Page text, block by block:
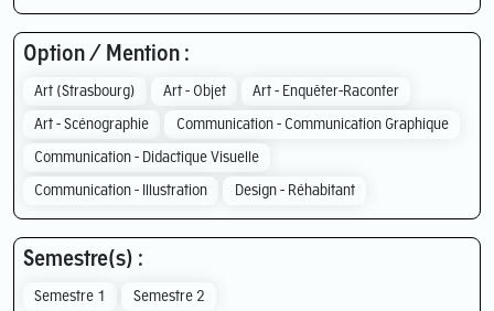
Option / Mention :
Art (Strasbourg) Art - Objet Art - Enquêter-Raconter
Art - Scénographie Communication - Communication Graphique
Communication - Didactique Visuelle
Communication - Illustration Design - Réhabitant
Semestre(s) :
Semestre 1 Semestre 2